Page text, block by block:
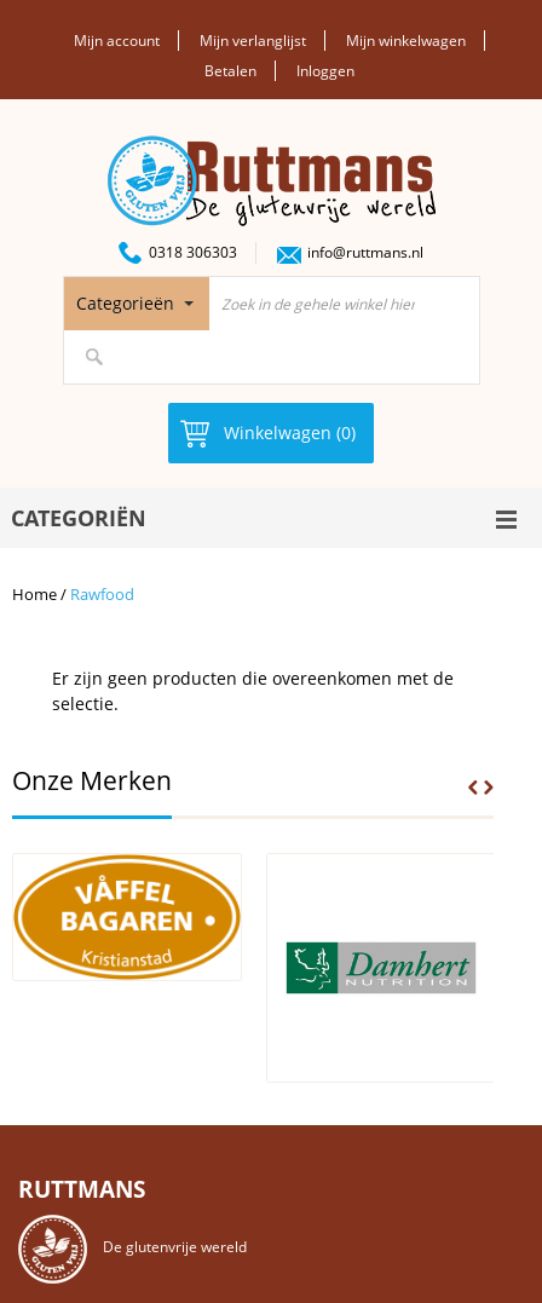
Mijn account Mijn verlanglijst
Mijn winkelwagen
Betalen
Inloggen
0318 306303 info@ruttmans.nl
Categorieën
Winkelwagen (0)
CATEGORIËN
Home/ Rawfood
Er zijn geen producten die overeenkomen met de
selectie.
Onze Merken
RUTTMANS
De glutenvrije wereld